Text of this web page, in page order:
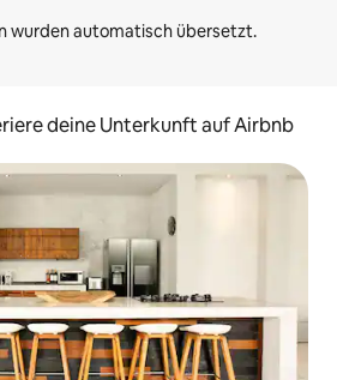
deine Unterkunft auf Airbnb